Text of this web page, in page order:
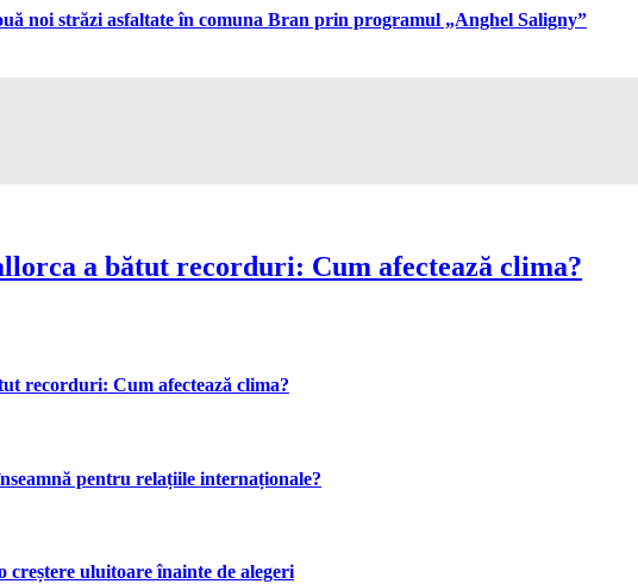
noi străzi asfaltate în comuna Bran prin programul „Anghel Saligny”
a bătut recorduri: Cum afectează clima?
recorduri: Cum afectează clima?
pentru relațiile internaționale?
creștere uluitoare înainte de alegeri